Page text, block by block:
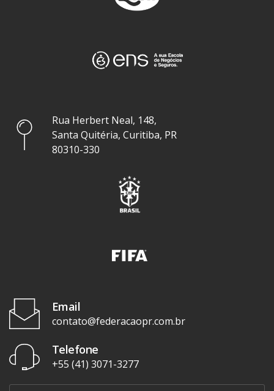
Rua Herbert Neal, 148,
Santa Quitéria, Curitiba, PR
80310-330
Email
contato@federacaopr.com.br
Telefone
+55 (41) 3071-3277